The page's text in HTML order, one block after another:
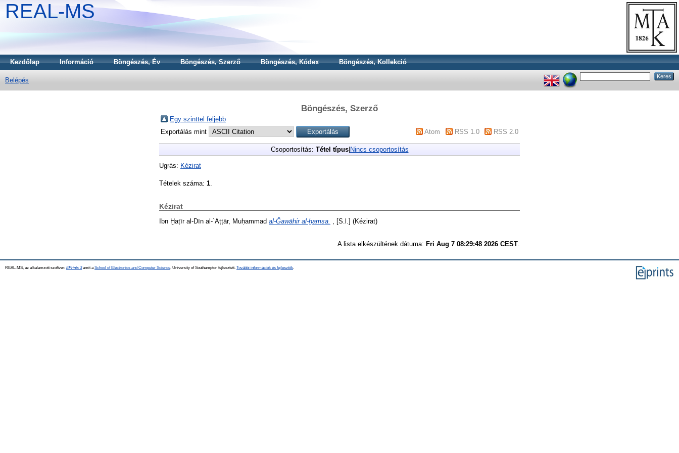
REAL-MS
Kezdőlap Információ Böngészés, Év Böngészés, Szerző Böngészés, Kódex Böngészés, Kollekció
Belépés
Böngészés, Szerző
Egy szinttel feljebb
Exportálás mint
Atom RSS 1.0 RSS 2.0
Csoportosítás: Tétel típus| Nincs csoportosítás
Ugrás: Kézirat
Tételek száma: 1
Kézirat
Ibn Ḫaṭīr al-Dīn al-`Aṭṭār, Muḥammad al-Ğawāhir al-ẖamsa. , [S.l.] (Kézirat)
A lista elkészültének dátuma: Fri Aug 7 08:29:48 2026 CEST
REAL-MS, az alkalamzott szoftver: EPrints 3amit a School of Electronics and Computer Science , University of Southampton fejlesztett. További információk és fejlesztők